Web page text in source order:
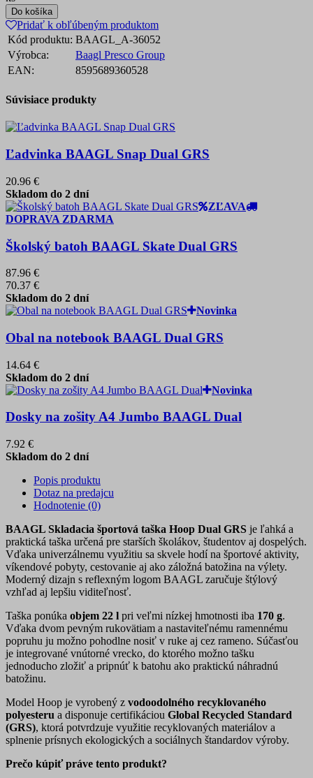
Do košíka
Pridať k obľúbeným produktom
Kód produktu: BAAGL_A-36052
Výrobca:
Baagl Presco Group
EAN:
8595689360528
Súvisiace produkty
Ľadvinka BAAGL Snap Dual GRS
20.96 €
Skladom do 2 dní
ZĽAVA
DOPRAVA ZDARMA
Školský batoh BAAGL Skate Dual GRS
87.96 €
70.37 €
Skladom do 2 dní
Novinka
Obal na notebook BAAGL Dual GRS
14.64 €
Skladom do 2 dní
Novinka
Dosky na zošity A4 Jumbo BAAGL Dual
7.92 €
Skladom do 2 dní
Popis produktu
Dotaz na predajcu
Hodnotenie (0)
BAAGL Skladacia športová taška Hoop Dual GRS je ľahká a
praktická taška určená pre starších školákov, študentov aj dospelých.
Vďaka univerzálnemu využitiu sa skvele hodí na športové aktivity,
víkendové pobyty, cestovanie aj ako záložná batožina na výlety.
Moderný dizajn s reflexným logom BAAGL zaručuje štýlový
vzhľad aj lepšiu viditeľnosť.
Taška ponúka objem 22 l pri veľmi nízkej hmotnosti iba 170 g.
Vďaka dvom pevným rukovätiam a nastaviteľnému ramennému
popruhu ju možno pohodlne nosiť v ruke aj cez rameno. Súčasťou
je integrované vnútorné vrecko, do ktorého možno tašku
jednoducho zložiť a pripnúť k batohu ako praktickú náhradnú
batožinu.
Model Hoop je vyrobený z vodoodolného recyklovaného
polyesteru a disponuje certifikáciou Global Recycled Standard
(GRS), ktorá potvrdzuje využitie recyklovaných materiálov a
splnenie prísnych ekologických a sociálnych štandardov výroby.
Prečo kúpiť práve tento produkt?